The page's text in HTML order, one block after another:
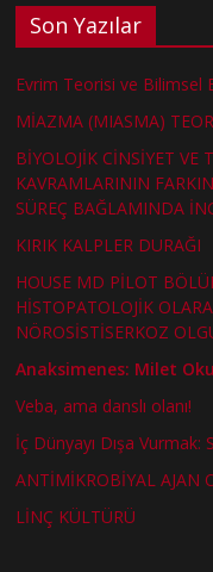
Son Yazılar
Evrim Teorisi ve Bilimsel
MİAZMA (MIASMA)
BİYOLOJİK CİNSİYET VE
KAVRAMLARININ
SÜREÇ BAĞLAMINDA
KIRIK KALPLER DURAĞI
HOUSE MD PİLOT
HİSTOPATOLOJİK
NÖROSİSTİSERKOZ
Anaksimenes: Milet
Veba, ama danslı olanı!
İç Dünyayı Dışa Vurmak:
ANTİMİKROBİYAL AJAN
LİNÇ KÜLTÜRÜ